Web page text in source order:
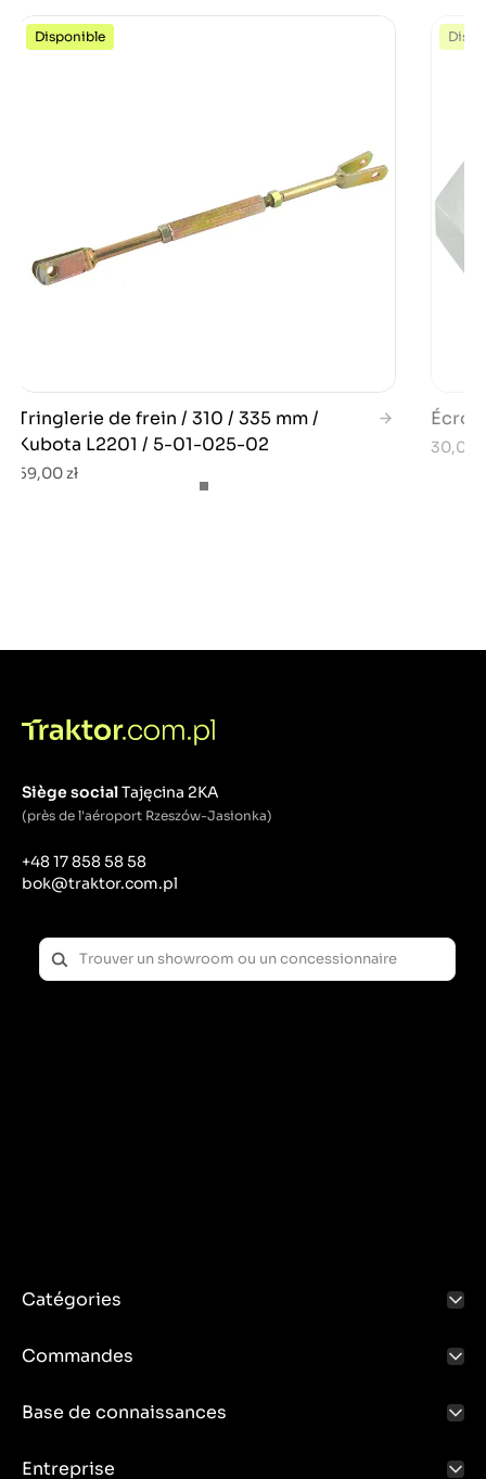
Disponible
Tringlerie de frein / 310 / 335 mm /
Kubota L2201 / 5-01-025-02
59,00 zł
Écrou
30,00
Siège socialTajęcina 2KA
(près de l'aéroport Rzeszów-Jasionka)
+48 17 858 58 58
bok@traktor.com.pl
Catégories
Commandes
Base de connaissances
Entreprise